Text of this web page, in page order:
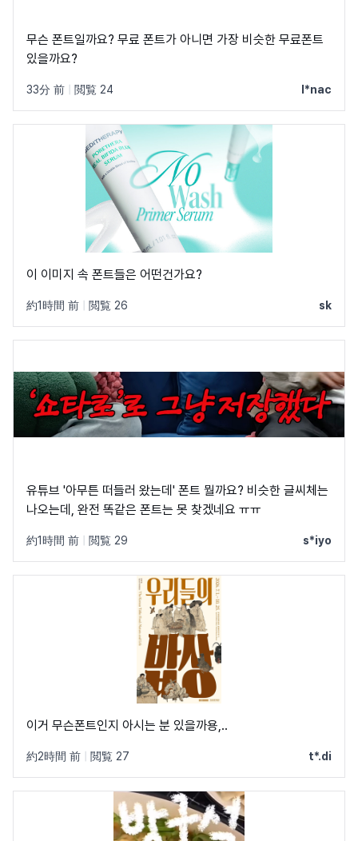
무슨 폰트일까요? 무료 폰트가 아니면 가장 비슷한 무료폰트
있을까요?
33分 前 閲覧 24 l*nac
이 이미지 속 폰트들은 어떤건가요?
約1時間 前 閲覧 26 sk
유튜브 '아무튼 떠들러 왔는데' 폰트 뭘까요? 비슷한 글씨체는
나오는데, 완전 똑같은 폰트는 못 찾겠네요 ㅠㅠ
約1時間 前 閲覧 29 s*iyo
이거 무슨폰트인지 아시는 분 있을까용,..
約2時間 前 閲覧 27 t*.di